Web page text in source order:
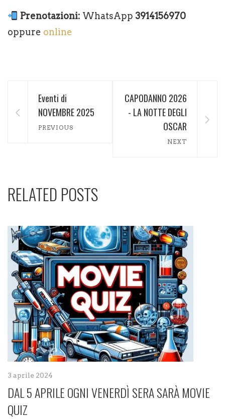
Prenotazioni: WhatsApp 3914156970
oppure online
Eventi di
NOVEMBRE 2025
PREVIOUS
CAPODANNO 2026
- LA NOTTE DEGLI
OSCAR
NEXT
RELATED POSTS
3 aprile 2024
DAL 5 APRILE OGNI VENERDÌ SERA SARÀ MOVIE
QUIZ